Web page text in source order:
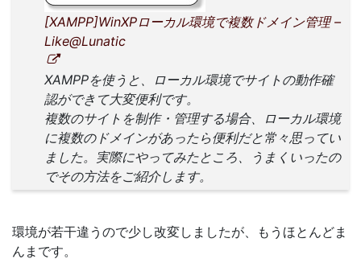
[XAMPP]WinXPローカル環境で複数ドメイン管理 –
Like@Lunatic
XAMPPを使うと、ローカル環境でサイトの動作確
認ができて大変便利です。
複数のサイトを制作・管理する場合、ローカル環境
に複数のドメインがあったら便利だと常々思ってい
ました。実際にやってみたところ、うまくいったの
でその方法をご紹介します。
環境が若干違うので少し改変しましたが、もうほとんどま
んまです。